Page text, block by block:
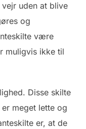
uden at blive
og
være
muligvis ikke til
Disse skilte
meget lette og
er, at de